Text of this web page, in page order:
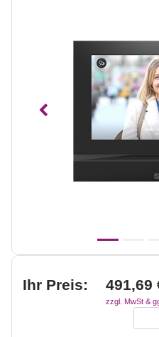
Vorheriges
Ihr Preis: 491,69
zzgl. MwSt &